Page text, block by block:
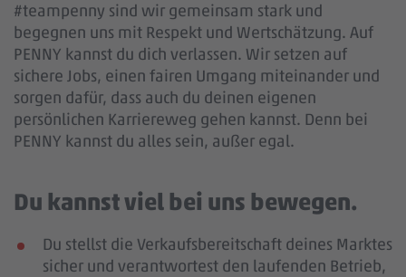
#teampenny sind wir gemeinsam stark und
begegnen uns mit Respekt und Wertschätzung. Auf
PENNY kannst du dich verlassen. Wir setzen auf
sichere Jobs, einen fairen Umgang miteinander und
sorgen dafür, dass auch du deinen eigenen
persönlichen Karriereweg gehen kannst. Denn bei
PENNY kannst du alles sein, außer egal.
Du kannst viel bei uns bewegen.
Du stellst die Verkaufsbereitschaft deines Marktes
sicher und verantwortest den laufenden Betrieb,